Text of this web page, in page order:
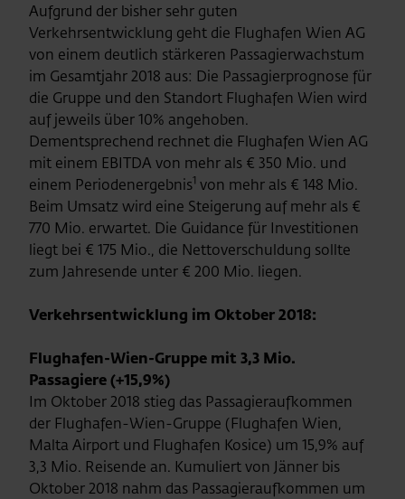
Aufgrund der bisher sehr guten
Verkehrsentwicklung geht die Flughafen Wien AG
von einem deutlich stärkeren Passagierwachstum
im Gesamtjahr 2018 aus: Die Passagierprognose für
die Gruppe und den Standort Flughafen Wien wird
auf jeweils über 10% angehoben.
Dementsprechend rechnet die Flughafen Wien AG
mit einem EBITDA von mehr als € 350 Mio. und
einem Periodenergebnis1 von mehr als € 148 Mio.
Beim Umsatz wird eine Steigerung auf mehr als €
770 Mio. erwartet. Die Guidance für Investitionen
liegt bei € 175 Mio., die Nettoverschuldung sollte
zum Jahresende unter € 200 Mio. liegen.
Verkehrsentwicklung im Oktober 2018:
Flughafen-Wien-Gruppe mit 3,3 Mio.
Passagiere (+15,9%)
Im Oktober 2018 stieg das Passagieraufkommen
der Flughafen-Wien-Gruppe (Flughafen Wien,
Malta Airport und Flughafen Kosice) um 15,9% auf
3,3 Mio. Reisende an. Kumuliert von Jänner bis
Oktober 2018 nahm das Passagieraufkommen um